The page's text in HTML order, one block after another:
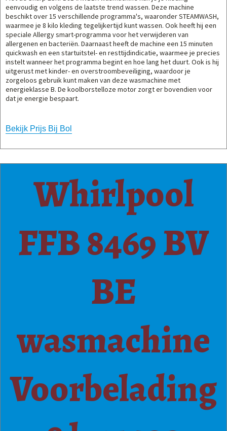
eenvoudig en volgens de laatste trend wassen. Deze machine
beschikt over 15 verschillende programma's, waaronder STEAMWASH,
waarmee je 8 kilo kleding tegelijkertijd kunt wassen. Ook heeft hij een
speciale Allergy smart-programma voor het verwijderen van
allergenen en bacteriën. Daarnaast heeft de machine een 15 minuten
quickwash en een startuitstel- en resttijdindicatie, waarmee je precies
instelt wanneer het programma begint en hoe lang het duurt. Ook is hij
uitgerust met kinder- en overstroombeveiliging, waardoor je
zorgeloos gebruik kunt maken van deze wasmachine met
energieklasse B. De koolborstelloze motor zorgt er bovendien voor
dat je energie bespaart.
Bekijk Prijs Bij Bol
Whirlpool
FFB 8469 BV
BE
wasmachine
Voorbelading